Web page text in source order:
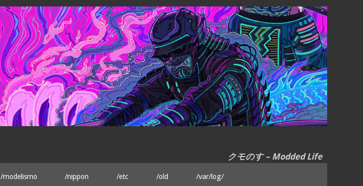
クモのす – Modded Life
/modelismo /nippon /etc /old /var/log/